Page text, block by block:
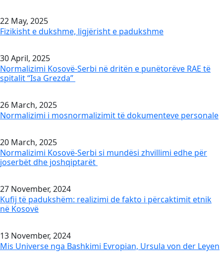
22 May, 2025
Fizikisht e dukshme, ligjërisht e padukshme
30 April, 2025
Normalizimi Kosovë-Serbi në dritën e punëtorëve RAE të
spitalit “Isa Grezda”
26 March, 2025
Normalizimi i mosnormalizimit të dokumenteve personale
20 March, 2025
Normalizimi Kosovë-Serbi si mundësi zhvillimi edhe për
joserbët dhe joshqiptarët
27 November, 2024
Kufij të padukshëm: realizimi de fakto i përcaktimit etnik
në Kosovë
13 November, 2024
Mis Universe nga Bashkimi Evropian, Ursula von der Leyen